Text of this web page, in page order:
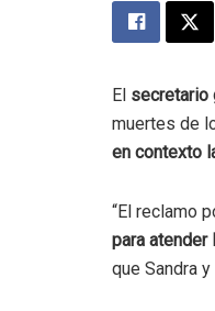
El secretario
muertes de
en contexto
“El reclamo
para
que Sandra